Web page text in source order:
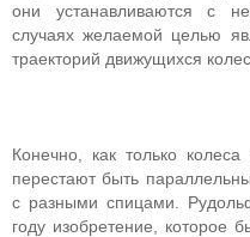
они устанавливаются с
случаях желаемой целью
траекторий движущихся колес.
Конечно, как только
перестают быть
с разными спицами.
году изобретение, которое